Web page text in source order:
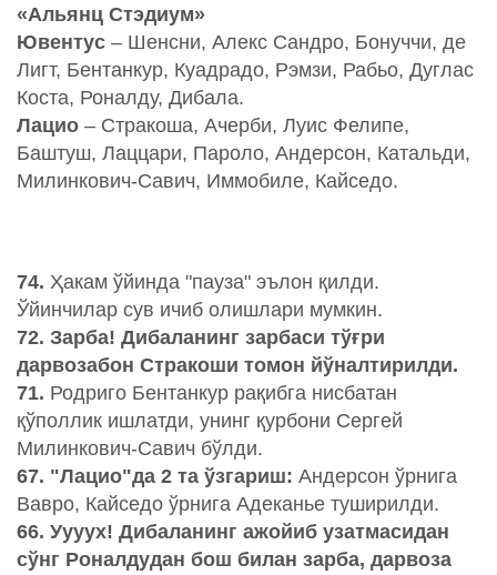
«Альянц Стэдиум»
Ювентус – Шенсни, Алекс Сандро, Бонуччи, де
Лигт, Бентанкур, Куадрадо, Рэмзи, Рабьо, Дуглас
Коста, Роналду, Дибала.
Лацио – Стракоша, Ачерби, Луис Фелипе,
Баштуш, Лаццари, Пароло, Андерсон, Катальди,
Милинкович-Савич, Иммобиле, Кайседо.
74. Ҳакам ўйинда "пауза" эълон қилди.
Ўйинчилар сув ичиб олишлари мумкин.
72. Зарба! Дибаланинг зарбаси тўғри
дарвозабон Стракоши томон йўналтирилди.
71. Родриго Бентанкур рақибга нисбатан
қўполлик ишлатди, унинг қурбони Сергей
Милинкович-Савич бўлди.
67. "Лацио"да 2 та ўзгариш: Андерсон ўрнига
Вавро, Кайседо ўрнига Адеканье туширилди.
66. Уууух! Дибаланинг ажойиб узатмасидан
сўнг Роналдудан бош билан зарба, дарвоза